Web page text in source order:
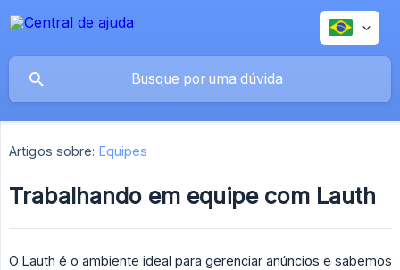
Artigos sobre: Equipes
Trabalhando em equipe com Lauth
O Lauth é o ambiente ideal para gerenciar anúncios e sabemos